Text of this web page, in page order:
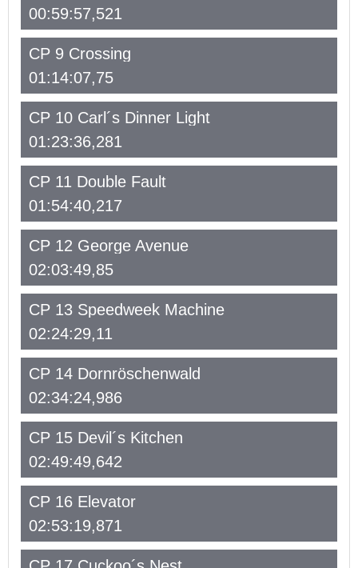
00:59:57,521
CP 9 Crossing
01:14:07,75
CP 10 Carl´s Dinner Light
01:23:36,281
CP 11 Double Fault
01:54:40,217
CP 12 George Avenue
02:03:49,85
CP 13 Speedweek Machine
02:24:29,11
CP 14 Dornröschenwald
02:34:24,986
CP 15 Devil´s Kitchen
02:49:49,642
CP 16 Elevator
02:53:19,871